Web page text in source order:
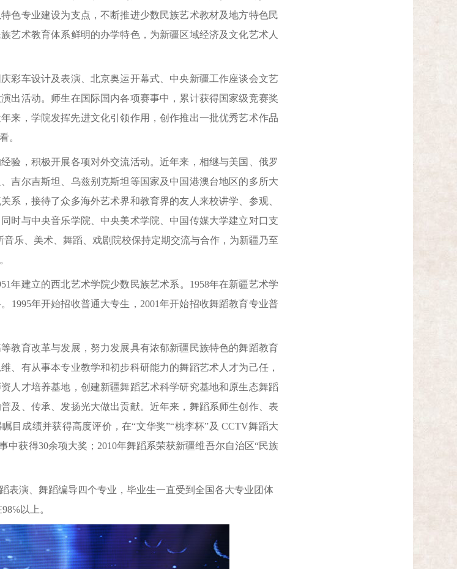
色专业建设为支点，不断推进少数民族艺术教材及地方特色民
艺术教育体系鲜明的办学特色，为新疆区域经济及文化艺术人
车设计及表演、北京奥运开幕式、中央新疆工作座谈会文艺
出活动。师生在国际国内各项赛事中，累计获得国家级竞赛奖
来，学院发挥先进文化引领作用，创作推出一批优秀艺术作品
。
，积极开展各项对外交流活动。近年来，相继与美国、俄罗
吉尔吉斯坦、乌兹别克斯坦等国家及中国港澳台地区的多所大
系，接待了众多海外艺术界和教育界的友人来校讲学、参观、
时与中央音乐学院、中央美术学院、中国传媒大学建立对口支
乐、美术、舞蹈、戏剧院校保持定期交流与合作，为新疆乃至
建立的西北艺术学院少数民族艺术系。1958年在新疆艺术学
1995年开始招收普通大专生，2001年开始招收舞蹈教育专业普
育改革与发展，努力发展具有浓郁新疆民族特色的舞蹈教育
、有从事本专业教学和初步科研能力的舞蹈艺术人才为己任，
人才培养基地，创建新疆舞蹈艺术科学研究基地和原生态舞蹈
及、传承、发扬光大做出贡献。近年来，舞蹈系师生创作、表
目成绩并获得高度评价，在“文华奖”“桃李杯”及 CCTV舞蹈大
中获得30余项大奖；2010年舞蹈系荣获新疆维吾尔自治区“民族
演、舞蹈编导四个专业，毕业生一直受到全国各大专业团体
以上。